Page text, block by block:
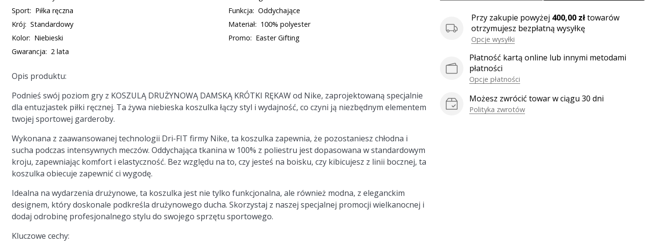
Przy zakupie powyżej 400,00 złtowarów
otrzymujesz bezpłatną wysyłkę
Opcje wysyłki
Płatność kartą online lub innymi metodami
płatności
Opcje płatności
Możesz zwrócić towar w ciągu 30 dni
Polityka zwrotów
Sport: Piłka ręczna Funkcja: Oddychające
Krój: Standardowy Materiał: 100% polyester
Kolor: Niebieski Promo: Easter Gifting
Gwarancja: 2 lata
Opis produktu:
Podnieś swój poziom gry z KOSZULĄ DRUŻYNOWĄ DAMSKĄ KRÓTKI RĘKAW od Nike, zaprojektowaną specjalnie
dla entuzjastek piłki ręcznej. Ta żywa niebieska koszulka łączy styl i wydajność, co czyni ją niezbędnym elementem
twojej sportowej garderoby.
Wykonana z zaawansowanej technologii Dri-FIT firmy Nike, ta koszulka zapewnia, że pozostaniesz chłodna i
sucha podczas intensywnych meczów. Oddychająca tkanina w 100% z poliestru jest dopasowana w standardowym
kroju, zapewniając komfort i elastyczność. Bez względu na to, czy jesteś na boisku, czy kibicujesz z linii bocznej, ta
koszulka obiecuje zapewnić ci wygodę.
Idealna na wydarzenia drużynowe, ta koszulka jest nie tylko funkcjonalna, ale również modna, z eleganckim
designem, który doskonale podkreśla drużynowego ducha. Skorzystaj z naszej specjalnej promocji wielkanocnej i
dodaj odrobinę profesjonalnego stylu do swojego sprzętu sportowego.
Kluczowe cechy: